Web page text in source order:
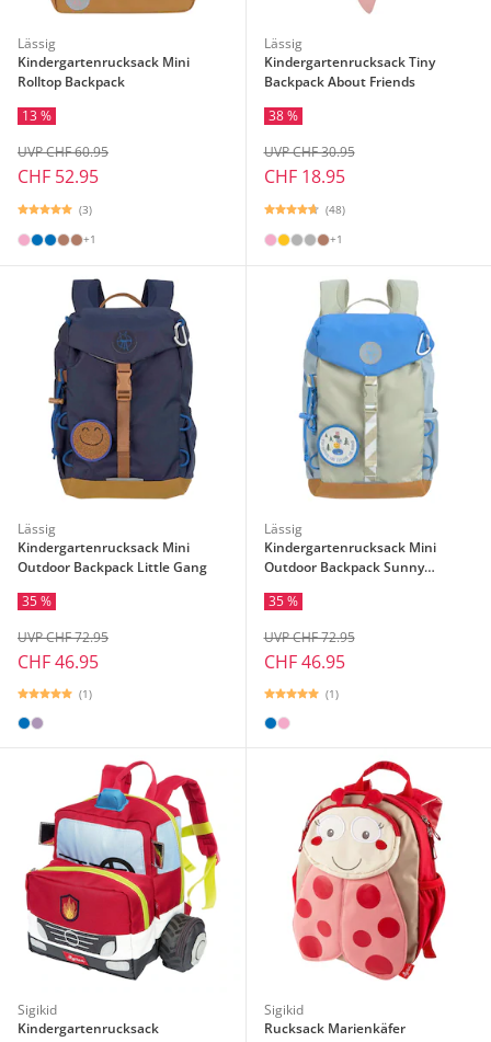
Lässig
Kindergartenrucksack Mini
Rolltop Backpack
13 %
CHF 52.95
UVP CHF 60.95
(3)
+1
Lässig
Kindergartenrucksack Tiny
Backpack About Friends
38 %
CHF 18.95
UVP CHF 30.95
(48)
+1
Lässig
Kindergartenrucksack Mini
Outdoor Backpack Little Gang
35 %
CHF 46.95
UVP CHF 72.95
(1)
Lässig
Kindergartenrucksack Mini
Outdoor Backpack Sunny
35 %
CHF 46.95
UVP CHF 72.95
(1)
Sigikid
Kindergartenrucksack
Sigikid
Rucksack Marienkäfer